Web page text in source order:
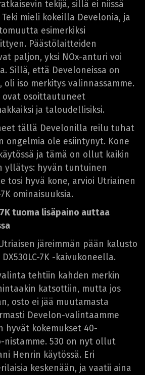
tekijä, sillä ei niissä
mieli kokeilla Develonia, ja
esimerkiksi
Päästölaitteiden
paljon, yksi NOx-anturi voi
Sillä, että Develoneissa on
iso merkitys valinnassamme.
ovat osoittautuneet
ja taloudellisiksi.
tällä Develonilla reilu tuhat
ongelmia ole esiintynyt. Kone
ja tämä on ollut kaikin
yllätys: hyvän tuntuinen
tosi hyvä kone, arvioi Utriainen
ominaisuuksia.
7K tuoma lisäpaino auttaa
järeimmän pään kalusto
7K -kaivukoneella.
tehtiin kahden merkin
katsottiin, mutta jos
osto ei jää muutamasta
Develon-valintaamme
hyvät kokemukset 40-
nistamme. 530 on nyt ollut
Henrin käytössä. Eri
keskenään, ja vaatii aina